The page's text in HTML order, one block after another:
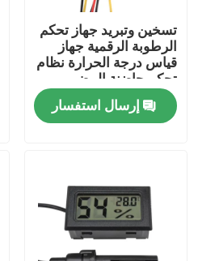
الصفحة الرئيسية
معلومات عنا
جولة في المصنع
تسخين وتبريد جهاز تحكم
الرطوبة الرقمية جهاز
قياس درجة الحرارة نظام
تحكم حاضنة البيض
إرسال استفسار